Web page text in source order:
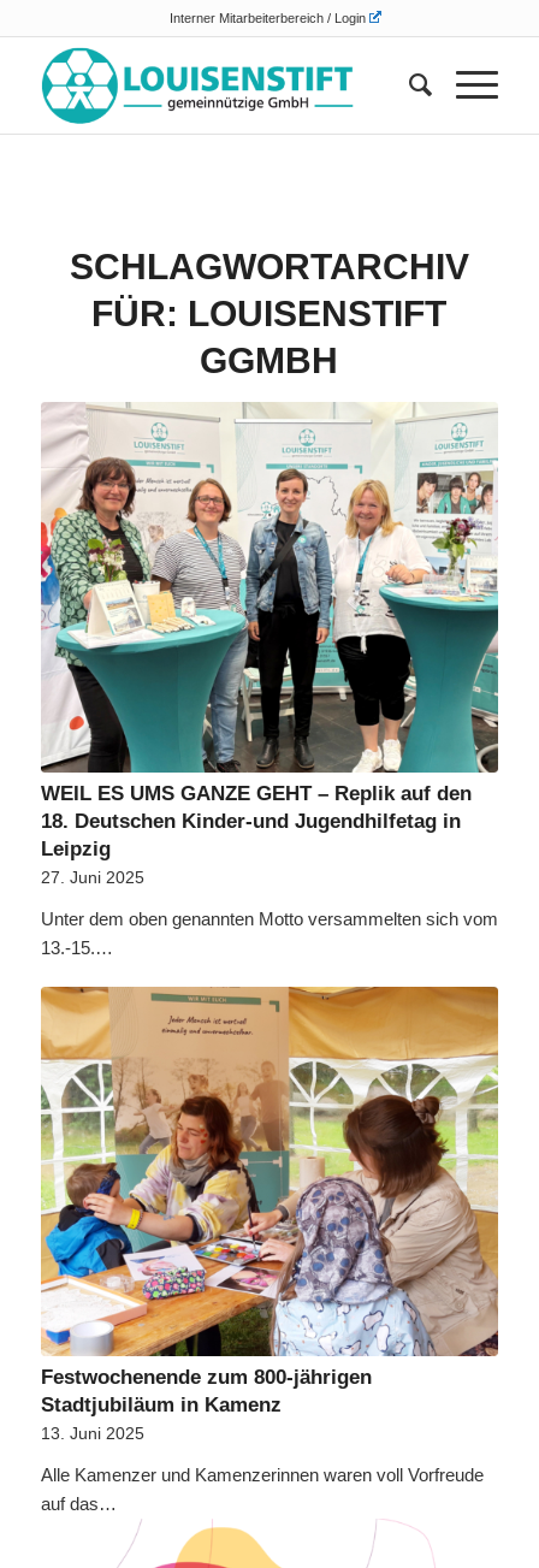
Interner Mitarbeiterbereich / Login
SCHLAGWORTARCHIV
FÜR: LOUISENSTIFT
GGMBH
WEIL ES UMS GANZE GEHT – Replik auf den
18. Deutschen Kinder-und Jugendhilfetag in
Leipzig
27. Juni 2025
Unter dem oben genannten Motto versammelten sich vom
13.-15.…
Festwochenende zum 800-jährigen
Stadtjubiläum in Kamenz
13. Juni 2025
Alle Kamenzer und Kamenzerinnen waren voll Vorfreude
auf das…